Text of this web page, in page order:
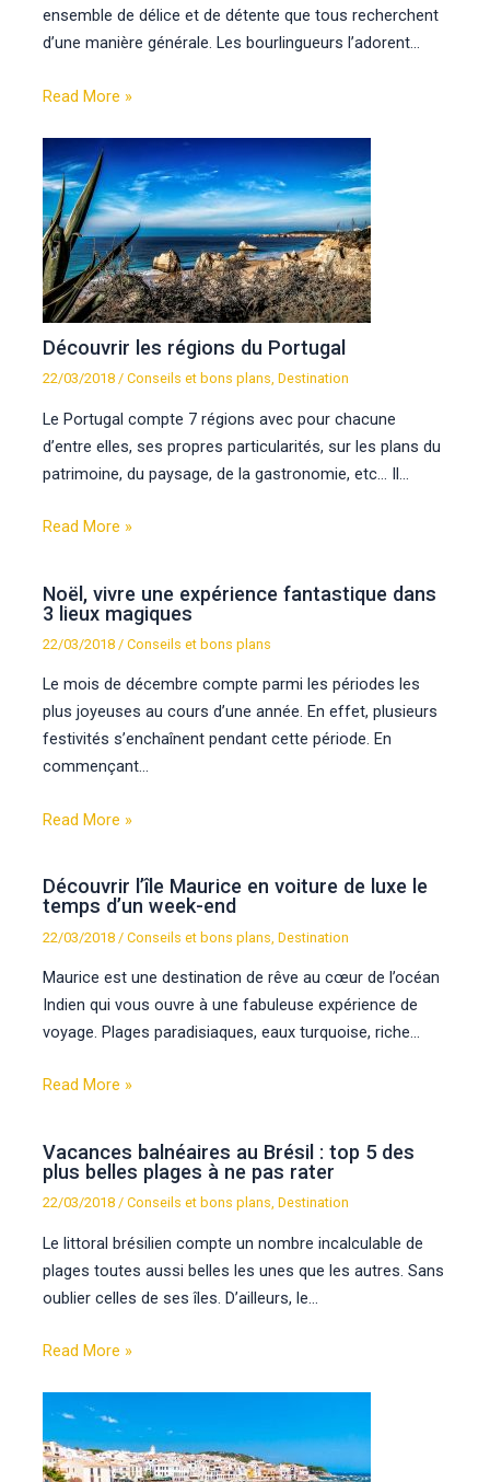
ensemble de délice et de détente que tous recherchent
d’une manière générale. Les bourlingueurs l’adorent…
Read More »
Découvrir les régions du Portugal
22/03/2018/Conseils et bons plans,Destination
Le Portugal compte 7 régions avec pour chacune
d’entre elles, ses propres particularités, sur les plans du
patrimoine, du paysage, de la gastronomie, etc… Il…
Read More »
Noël, vivre une expérience fantastique dans
3 lieux magiques
22/03/2018 /Conseils et bons plans
Le mois de décembre compte parmi les périodes les
plus joyeuses au cours d’une année. En effet, plusieurs
festivités s’enchaînent pendant cette période. En
commençant…
Read More »
Découvrir l’île Maurice en voiture de luxe le
temps d’un week-end
22/03/2018 /Conseils et bons plans ,Destination
Maurice est une destination de rêve au cœur de l’océan
Indien qui vous ouvre à une fabuleuse expérience de
voyage. Plages paradisiaques, eaux turquoise, riche…
Read More »
Vacances balnéaires au Brésil : top 5 des
plus belles plages à ne pas rater
22/03/2018/Conseils et bons plans,Destination
Le littoral brésilien compte un nombre incalculable de
plages toutes aussi belles les unes que les autres. Sans
oublier celles de ses îles. D’ailleurs, le…
Read More »